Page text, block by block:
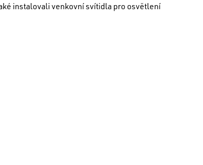
instalovali venkovní svítidla pro osvětlení